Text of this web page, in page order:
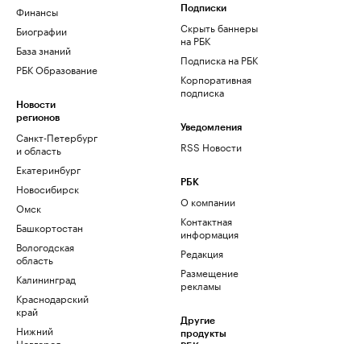
Финансы
Биографии
База знаний
РБК Образование
Новости
регионов
Санкт-Петербург
и область
Екатеринбург
Новосибирск
Омск
Башкортостан
Вологодская
область
Калининград
Краснодарский
край
Нижний
Подписки
Скрыть баннеры
на РБК
Подписка на РБК
Корпоративная
подписка
Уведомления
RSS Новости
РБК
О компании
Контактная
информация
Редакция
Размещение
рекламы
Другие
продукты